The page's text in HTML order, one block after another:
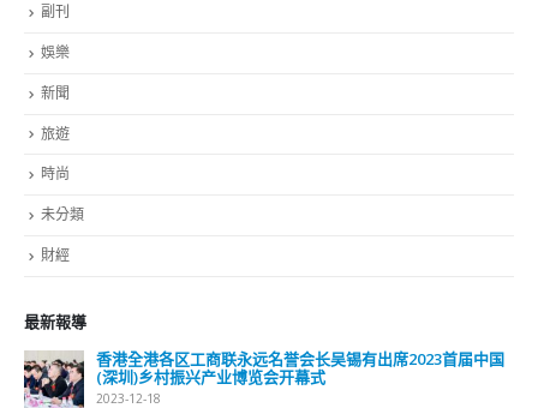
副刊
娛樂
新聞
旅遊
時尚
未分類
財經
最新報導
香港全港各区工商联永远名誉会长吴锡有出席2023首届中国
(深圳)乡村振兴产业博览会开幕式
2023-12-18